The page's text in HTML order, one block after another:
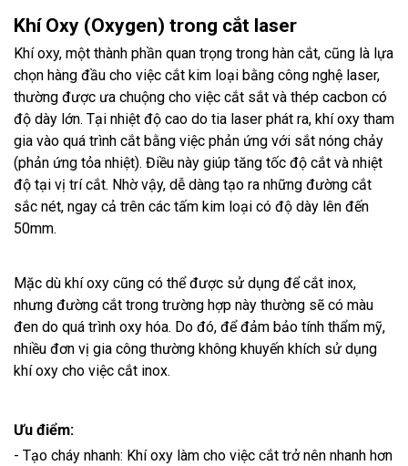
Khí Oxy (Oxygen) trong cắt laser
Khí oxy, một thành phần quan trọng trong hàn cắt, cũng là lựa
chọn hàng đầu cho việc cắt kim loại bằng công nghệ laser,
thường được ưa chuộng cho việc cắt sắt và thép cacbon có
độ dày lớn. Tại nhiệt độ cao do tia laser phát ra, khí oxy tham
gia vào quá trình cắt bằng việc phản ứng với sắt nóng chảy
(phản ứng tỏa nhiệt). Điều này giúp tăng tốc độ cắt và nhiệt
độ tại vị trí cắt. Nhờ vậy, dễ dàng tạo ra những đường cắt
sắc nét, ngay cả trên các tấm kim loại có độ dày lên đến
50mm.
Mặc dù khí oxy cũng có thể được sử dụng để cắt inox,
nhưng đường cắt trong trường hợp này thường sẽ có màu
đen do quá trình oxy hóa. Do đó, để đảm bảo tính thẩm mỹ,
nhiều đơn vị gia công thường không khuyến khích sử dụng
khí oxy cho việc cắt inox.
Ưu điểm:
- Tạo cháy nhanh: Khí oxy làm cho việc cắt trở nên nhanh hơn